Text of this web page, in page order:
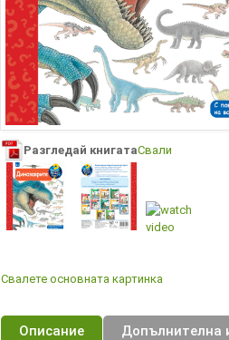
Разгледай книгатаСвали
Свалете основната картинка
Описание Допълнителна